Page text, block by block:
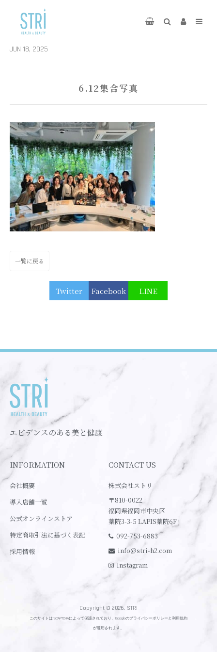
JUN 18, 2025
6.12集合写真
一覧に戻る
Twitter Facebook LINE
エビデンスのある美と健康
INFORMATION
会社概要
導入店舗一覧
公式オンラインストア
特定商取引法に基づく表記
採用情報
CONTACT US
株式会社ストリ
〒810-0022
福岡県福岡市中央区
薬院3-3-5 LAPIS薬院6F
092-753-6883
info@stri-h2.com
Instagram
Copyright © 2026, STRI
このサイトはreCAPTCHAによって保護されており、Googleのプライバシーポリシーと利用規約
が適用されます。